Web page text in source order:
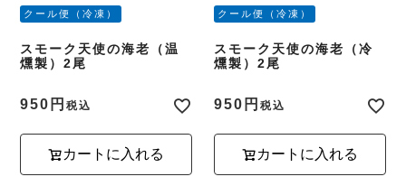
クール便（冷凍）
スモーク天使の海老（温
燻製）2尾
950 税込
カートに入れる
クール便（冷凍）
スモーク天使の海老（冷
燻製）2尾
950 税込
カートに入れる